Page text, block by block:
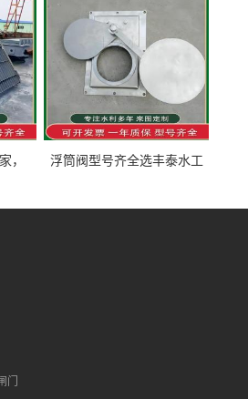
，
浮筒阀型号齐全选丰泰水工
道水库电站污水处理钢制闸